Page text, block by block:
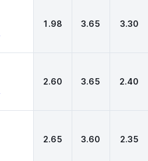
1.98 3.65 3.30
2.60 3.65 2.40
2.65 3.60 2.35